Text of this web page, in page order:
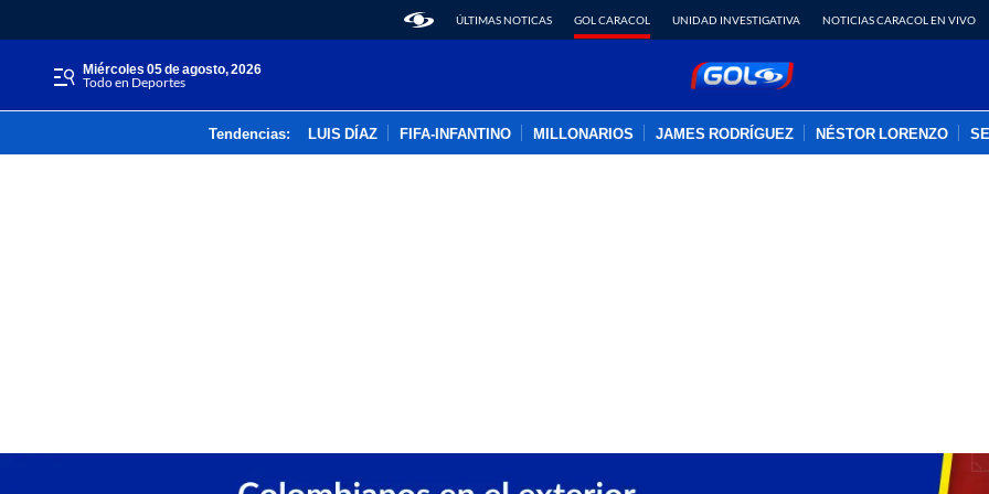
ÚLTIMAS NOTICAS GOL CARACOL UNIDAD INVESTIGATIVA NOTICIAS CARACOL EN VIVO
miércoles 05 de agosto, 2026
Todo en Deportes
Tendencias: LUIS DÍAZ FIFA-INFANTINO MILLONARIOS JAMES RODRÍGUEZ NÉSTOR LORENZO